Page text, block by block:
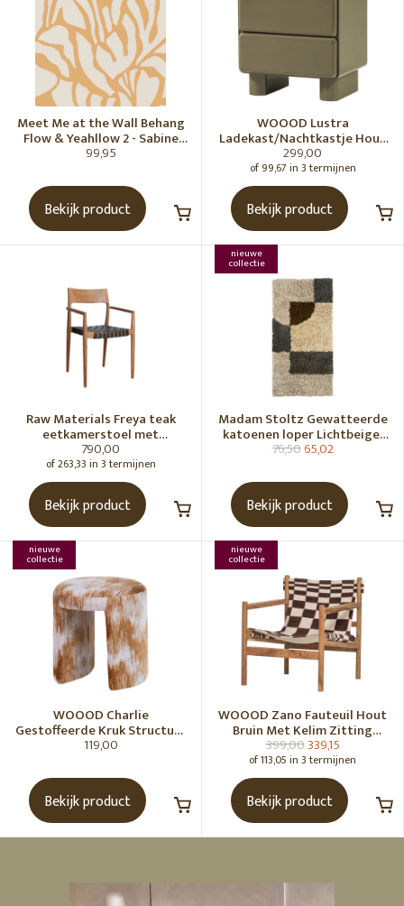
Meet Me at the Wall Behang
Flow & Yeahllow 2 - Sabine
van Vessem
99,95
Bekijk product
WOOOD Lustra
Ladekast/Nachtkastje Hout
Hoogglans Groen [Fsc]
299,00
of 99,67 in 3 termijnen
Bekijk product
Raw Materials Freya teak
eetkamerstoel met
armleuning - Zwart (set of 2)
790,00
of 263,33 in 3 termijnen
Bekijk product
nieuwe
collectie
Madam Stoltz Gewatteerde
katoenen loper Lichtbeige,
gebroken wit, grijs, groen
76,5065,02
Bekijk product
nieuwe
collectie
WOOOD Charlie
Gestoffeerde Kruk Structuur
Stof Karamelbruin [Fsc]
119,00
Bekijk product
nieuwe
collectie
WOOOD Zano Fauteuil Hout
Bruin Met Kelim Zitting
Naturel
399,00339,15
of 113,05 in 3 termijnen
Bekijk product